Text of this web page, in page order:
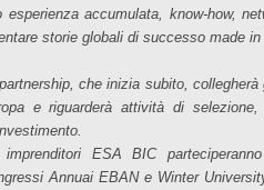
esperienza accumulata, know-how,
storie globali di successo made in
che inizia subito,
e riguarderà attività di
imprenditori ESA BIC
Annuai EBAN e Winter